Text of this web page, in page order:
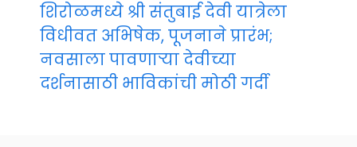
शिरोळमध्ये श्री संतुबाई देवी यात्रेला
विधीवत अभिषेक, पूजनाने प्रारंभ;
नवसाला पावणाऱ्या देवीच्या
दर्शनासाठी भाविकांची मोठी गर्दी